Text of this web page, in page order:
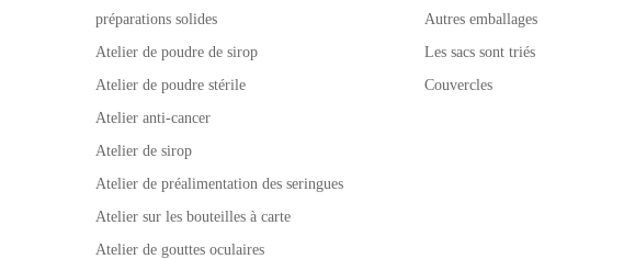
préparations solides
Atelier de poudre de sirop
Atelier de poudre stérile
Atelier anti-cancer
Atelier de sirop
Atelier de préalimentation des seringues
Atelier sur les bouteilles à carte
Atelier de gouttes oculaires
Autres emballages
Les sacs sont triés
Couvercles